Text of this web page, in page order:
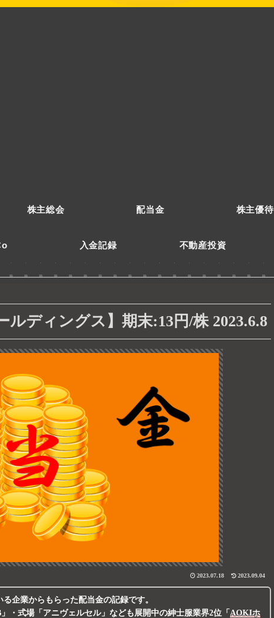
株主総会 配当金 株主優待
入金記録 不動産投資
ディングス】期末:13円/株 2023.6.8
2023.07.18 2023.09.04
る企業からもらった配当金の記録です。
・式場「アニヴェルセル」なども展開中の紳士服業界2位 「AOKIホ